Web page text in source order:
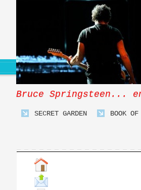
Bruce Springsteen...
SECRET GARDEN BOOK OF